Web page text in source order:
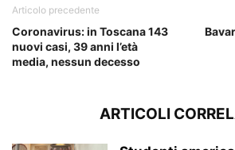
Articolo precedente
Coronavirus: in Toscana 143
nuovi casi, 39 anni l’età
media, nessun decesso
ARTICOLI